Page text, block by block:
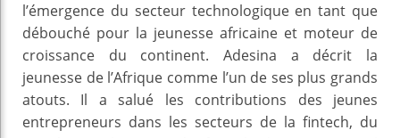
l’émergence du secteur technologique en tant que
débouché pour la jeunesse africaine et moteur de
croissance du continent. Adesina a décrit la
jeunesse de l’Afrique comme l’un de ses plus grands
atouts. Il a salué les contributions des jeunes
entrepreneurs dans les secteurs de la fintech, du